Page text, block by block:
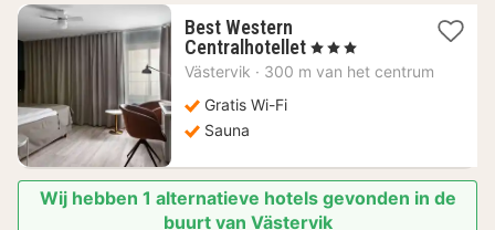
Best Western
Centralhotellet 1
nacht
, 3 Sterren
Västervik · 300 m van het centrum
Gratis Wi-Fi
Sauna
Wij hebben 1 alternatieve hotels gevonden in de
buurt van Västervik